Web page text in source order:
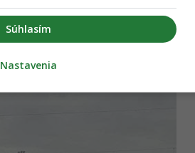
Súhlasím
Nastavenia